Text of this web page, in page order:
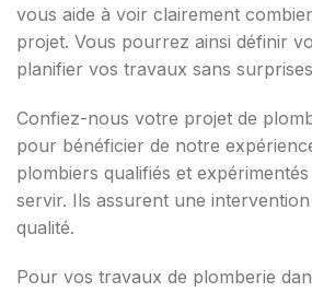
vous aide à voir clairement
projet. Vous pourrez ainsi définir
planifier vos travaux sans
Confiez-nous votre projet de
pour bénéficier de notre
plombiers qualifiés et
servir. Ils assurent une
qualité.
Pour vos travaux de plomberie